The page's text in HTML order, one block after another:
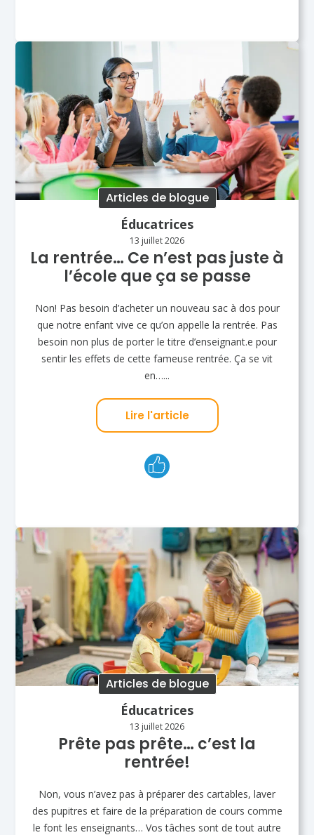
Articles de blogue
Éducatrices
13 juillet 2026
La rentrée… Ce n’est pas juste à
l’école que ça se passe
Non! Pas besoin d’acheter un nouveau sac à dos pour
que notre enfant vive ce qu’on appelle la rentrée. Pas
besoin non plus de porter le titre d’enseignant.e pour
sentir les effets de cette fameuse rentrée. Ça se vit
en…...
Lire l'article
Articles de blogue
Éducatrices
13 juillet 2026
Prête pas prête… c’est la
rentrée!
Non, vous n’avez pas à préparer des cartables, laver
des pupitres et faire de la préparation de cours comme
le font les enseignants… Vos tâches sont de tout autre